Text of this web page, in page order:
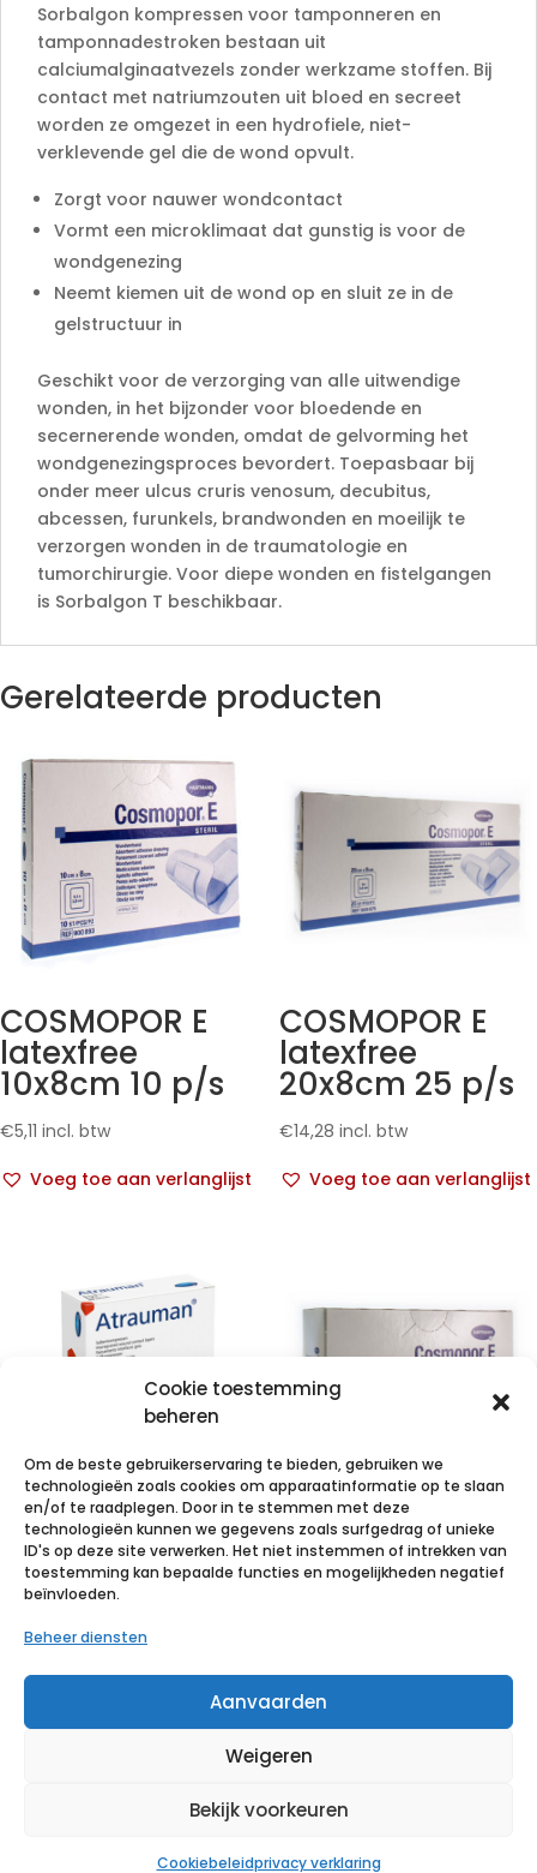
Cookie toestemming
beheren
Om de beste gebruikerservaring te bieden, gebruiken we
technologieën zoals cookies om apparaatinformatie op te slaan
en/of te raadplegen. Door in te stemmen met deze
technologieën kunnen we gegevens zoals surfgedrag of unieke
ID's op deze site verwerken. Het niet instemmen of intrekken van
toestemming kan bepaalde functies en mogelijkheden negatief
beïnvloeden.
Beheer diensten
Aanvaarden
Weigeren
Bekijk voorkeuren
Cookiebeleidprivacy verklaring
Sorbalgon kompressen voor tamponneren en
tamponnadestroken bestaan uit
calciumalginaatvezels zonder werkzame stoffen. Bij
contact met natriumzouten uit bloed en secreet
worden ze omgezet in een hydrofiele, niet-
verklevende gel die de wond opvult.
Zorgt voor nauwer wondcontact
Vormt een microklimaat dat gunstig is voor de
wondgenezing
Neemt kiemen uit de wond op en sluit ze in de
gelstructuur in
Geschikt voor de verzorging van alle uitwendige
wonden, in het bijzonder voor bloedende en
secernerende wonden, omdat de gelvorming het
wondgenezingsproces bevordert. Toepasbaar bij
onder meer ulcus cruris venosum, decubitus,
abcessen, furunkels, brandwonden en moeilijk te
verzorgen wonden in de traumatologie en
tumorchirurgie. Voor diepe wonden en fistelgangen
is Sorbalgon T beschikbaar.
Gerelateerde producten
COSMOPOR E
latexfree
10x8cm 10 p/s
€5,11 incl. btw
Voeg toe aan verlanglijst
COSMOPOR E
latexfree
20x8cm 25 p/s
€14,28 incl. btw
Voeg toe aan verlanglijst
ATRAUMAN
5x5cm st. 50
p/s
Voeg toe aan verlanglijst
COSMOPOR E
latexfree
Voeg toe aan verlanglijst